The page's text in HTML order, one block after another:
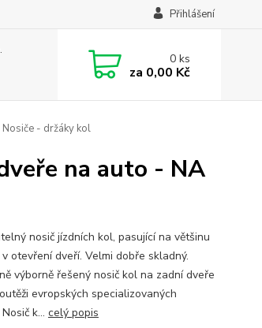
Přihlášení
0ks
za 0,00 Kč
- držáky kol
na auto - NA
nosič jízdních kol, pasující na většinu
otevření dveří. Velmi dobře skladný.
výborně řešený nosič kol na zadní dveře
evropských specializovaných
k... celý popis